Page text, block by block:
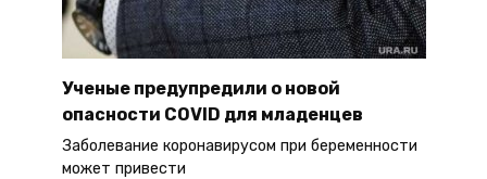
Ученые предупредили о новой
опасности COVID для младенцев
Заболевание коронавирусом при беременности
может привести